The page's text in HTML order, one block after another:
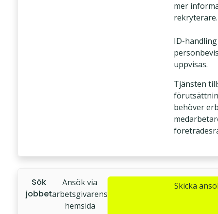
mer
rekryterare.
ID-
uppvisas.
Tjänsten
behöver
Sök
jobbet
Ansök via
arbetsgivarens
hemsida
Skicka